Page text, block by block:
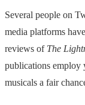
Several people on
media platforms
reviews of The
publications employ
musicals a fair